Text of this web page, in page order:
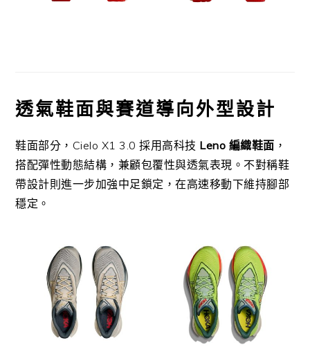
透氣鞋面與賽道導向外型設計
鞋面部分，Cielo X1 3.0 採用高科技 Leno 編織鞋面 ，
搭配彈性動態結構，兼顧包覆性與透氣表現。不對稱鞋
帶設計則進一步加強中足鎖定，在高速移動下維持腳部
穩定。